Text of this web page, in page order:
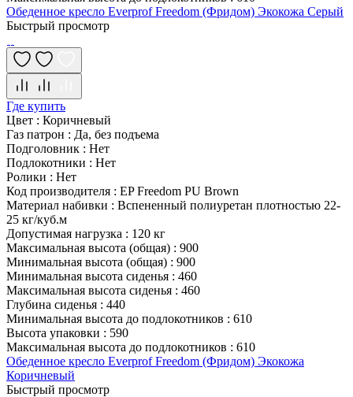
Обеденное кресло Everprof Freedom (Фридом) Экокожа Серый
Быстрый просмотр
Где купить
Цвет : Коричневый
Газ патрон : Да, без подъема
Подголовник : Нет
Подлокотники : Нет
Ролики : Нет
Код производителя : EP Freedom PU Brown
Материал набивки : Вспененный полиуретан плотностью 22-
25 кг/куб.м
Допустимая нагрузка : 120 кг
Максимальная высота (общая) : 900
Минимальная высота (общая) : 900
Минимальная высота сиденья : 460
Максимальная высота сиденья : 460
Глубина сиденья : 440
Минимальная высота до подлокотников : 610
Высота упаковки : 590
Максимальная высота до подлокотников : 610
Обеденное кресло Everprof Freedom (Фридом) Экокожа
Коричневый
Быстрый просмотр